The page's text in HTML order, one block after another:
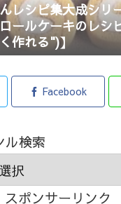
レシピ集大成シリ
ールケーキのレ
作れる")】
Facebook
ル検索
スポンサーリンク